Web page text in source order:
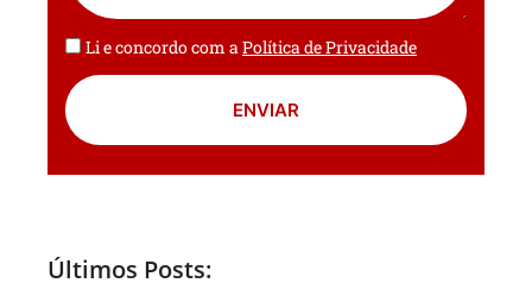
Li e concordo com aPolítica de Privacidade
ENVIAR
Últimos Posts: